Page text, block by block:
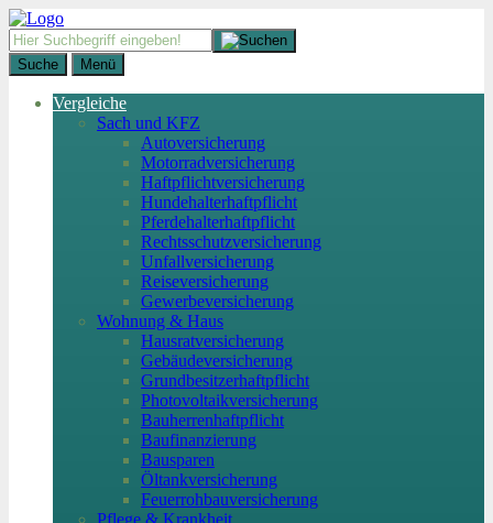
Suche Menü
Vergleiche
Sach und KFZ
Autoversicherung
Motorradversicherung
Haftpflichtversicherung
Hundehalterhaftpflicht
Pferdehalterhaftpflicht
Rechtsschutzversicherung
Unfallversicherung
Reiseversicherung
Gewerbeversicherung
Wohnung & Haus
Hausratversicherung
Gebäudeversicherung
Grundbesitzerhaftpflicht
Photovoltaikversicherung
Bauherrenhaftpflicht
Baufinanzierung
Bausparen
Öltankversicherung
Feuerrohbauversicherung
Pflege & Krankheit